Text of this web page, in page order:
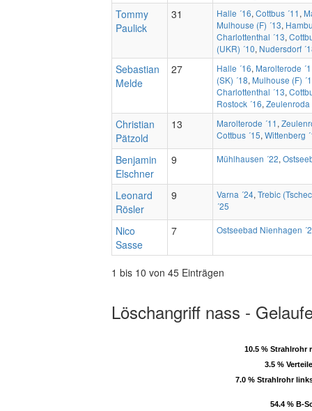
Tommy
Paulick
31 Halle ´16, Cottbus ´11 ,
Mulhouse (F) ´13,
Charlottenthal ´13,
(UKR) ´10, Nudersdorf
Sebastian
Melde
27 Halle ´16, Marolterode
(SK) ´18, Mulhouse (F)
Charlottenthal ´13,
Rostock ´16, Zeulenroda
Christian
Pätzold
13 Marolterode ´11 ,
Cottbus ´15, Wittenberg
Benjamin
Elschner
9 Mühlhausen ´22,
Leonard
Rösler
9 Varna ´24, Trebic
´25
Nico
Sasse
7 Ostseebad Nienhagen
1 bis 10 von 45 Einträgen
Löschangriff nass -
54.4 % B-
54.4 % B-
7.0 % Strahlrohr
7.0 % Strahlrohr
3.5 %
3.5 %
10.5 % Strahlrohr
10.5 % Strahlrohr